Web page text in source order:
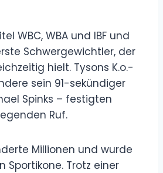
WBC, WBA und IBF und
Schwergewichtler, der
hielt. Tysons K.o.-
sein 91-sekündiger
Spinks – festigten
Ruf.
Millionen und wurde
Sportikone. Trotz einer